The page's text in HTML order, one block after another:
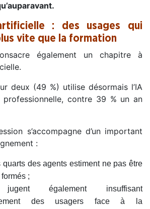
: des usages qui
vite que la formation
également un chapitre à
deux (49 %) utilise désormais l’IA
contre 39 % un an
s’accompagne d’un important
:
quarts des agents estiment ne pas être
;
jugent également insuffisant
des usagers face à la